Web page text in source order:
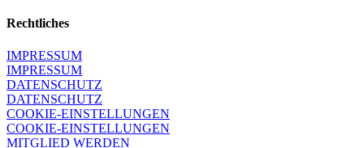
Rechtliches
IMPRESSUM
IMPRESSUM
DATENSCHUTZ
DATENSCHUTZ
COOKIE-EINSTELLUNGEN
COOKIE-EINSTELLUNGEN
MITGLIED WERDEN